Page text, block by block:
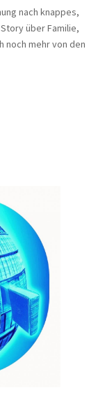
nach knappes,
über Familie,
noch mehr von den